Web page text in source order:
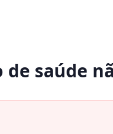
de saúde